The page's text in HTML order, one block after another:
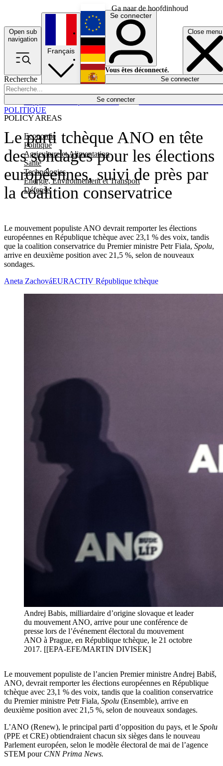
Ga naar de hoofdinhoud
Open sub
navigation
Close menu
Recherche
Se connecter
POLICY AREAS
Economie
Politique
Agriculture et Alimentation
Santé
Technologies
Energie, Environnement et Transport
Défense
Économie
Français
English
Deutsch
Español
Se connecter
Vous êtes déconnecté.
Se connecter
Le parti tchèque ANO en tête
des sondages pour les élections
européennes, suivi de près par
la coalition conservatrice
Le mouvement populiste ANO devrait remporter les élections
européennes en République tchèque avec 23,1 % des voix, tandis
que la coalition conservatrice du Premier ministre Petr Fiala, Spolu,
arrive en deuxième position avec 21,5 %, selon de nouveaux
sondages.
POLITIQUE
Aneta ZachováEURACTIV République tchèque
Andrej Babis, milliardaire d’origine slovaque et leader
du mouvement ANO, arrive pour une conférence de
presse lors de l’événement électoral du mouvement
ANO à Prague, en République tchèque, le 21 octobre
2017. [[EPA-EFE/MARTIN DIVISEK]
Le mouvement populiste de l’ancien Premier ministre Andrej Babiš,
ANO, devrait remporter les élections européennes en République
tchèque avec 23,1 % des voix, tandis que la coalition conservatrice
du Premier ministre Petr Fiala, Spolu (Ensemble), arrive en
deuxième position avec 21,5 %, selon de nouveaux sondages.
L’ANO (Renew), le principal parti d’opposition du pays, et le Spolu
(PPE et CRE) obtiendraient chacun six sièges dans le nouveau
Parlement européen, selon le modèle électoral de mai de l’agence
STEM pour CNN Prima News.